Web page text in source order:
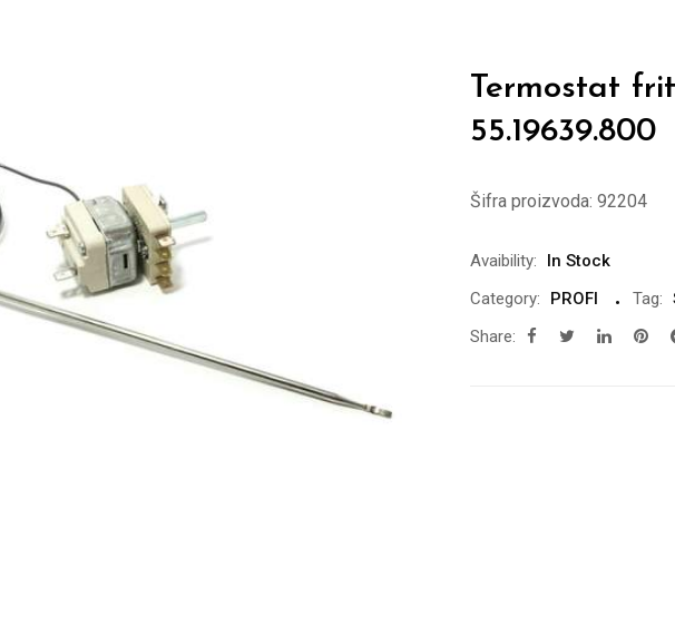
Termostat
55.19639.800
Šifra proizvoda: 92204
Avaibility:
In Stock
Category:
PROFI Tag:
Share: